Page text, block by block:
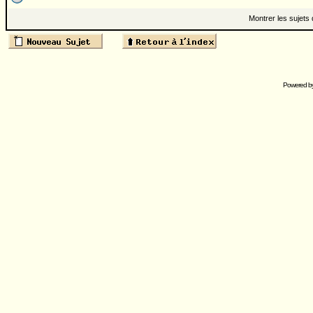
Montrer les sujets
Powered